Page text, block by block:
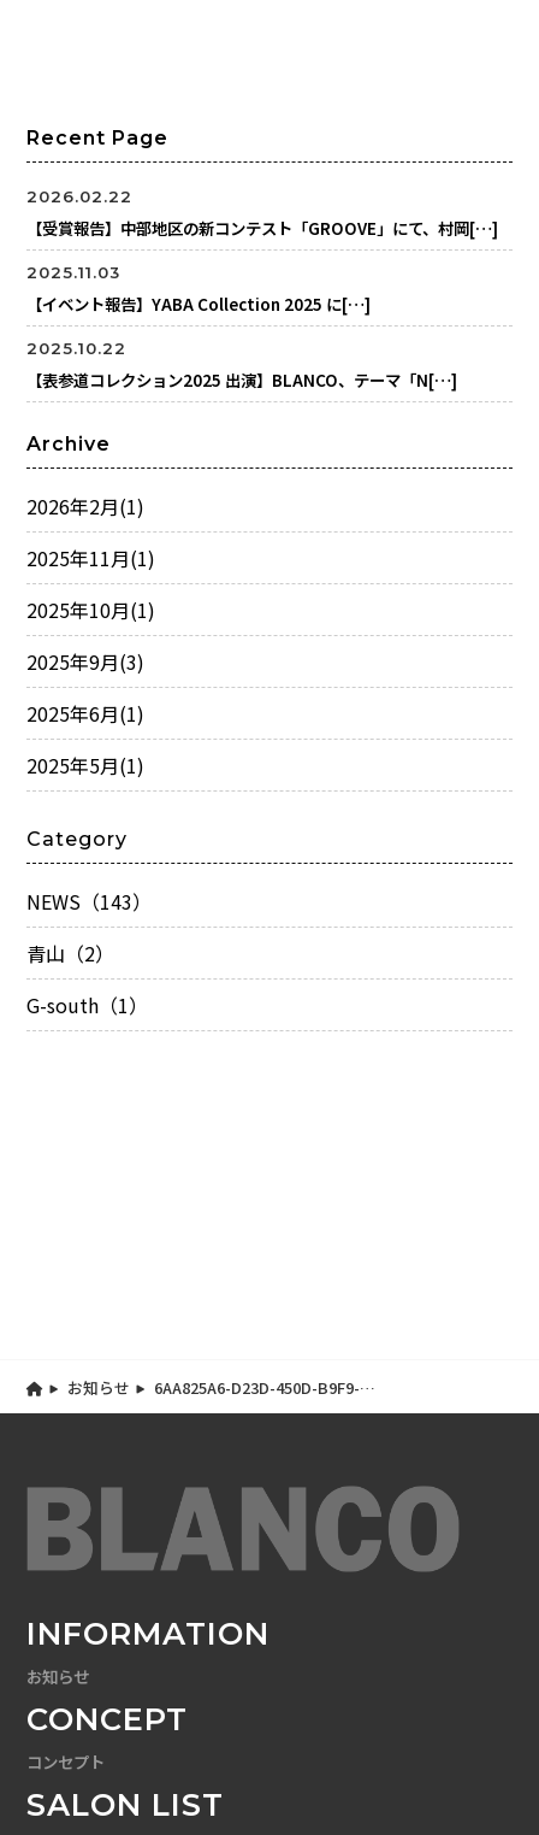
Recent Page
2026.02.22
【受賞報告】中部地区の新コンテスト「GROOVE」にて、村岡[…]
2025.11.03
【イベント報告】YABA Collection 2025 に[…]
2025.10.22
【表参道コレクション2025 出演】BLANCO、テーマ「N[…]
Archive
2026年2月(1)
2025年11月(1)
2025年10月(1)
2025年9月(3)
2025年6月(1)
2025年5月(1)
Category
NEWS（143）
青山（2）
G-south（1）
お知らせ
6AA825A6-D23D-450D-B9F9-
EDB1693CE747
INFORMATION
お知らせ
CONCEPT
コンセプト
SALON LIST